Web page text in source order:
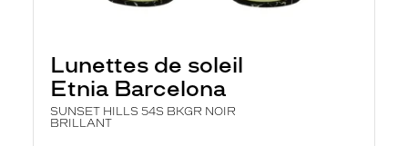
Lunettes de soleil
Etnia Barcelona
SUNSET HILLS 54S BKGR NOIR
BRILLANT